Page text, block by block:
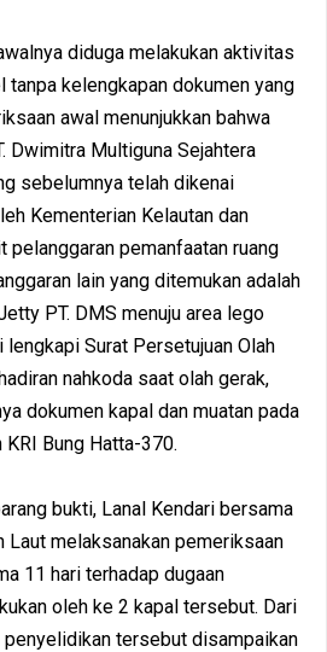
diduga melakukan aktivitas
tanpa kelengkapan dokumen yang
awal menunjukkan bahwa
Dwimitra Multiguna Sejahtera
sebelumnya telah dikenai
Kementerian Kelautan dan
pelanggaran pemanfaatan ruang
lain yang ditemukan adalah
PT. DMS menuju area lego
lengkapi Surat Persetujuan Olah
nahkoda saat olah gerak,
dokumen kapal dan muatan pada
Bung Hatta-370.
bukti, Lanal Kendari bersama
Laut melaksanakan pemeriksaan
11 hari terhadap dugaan
oleh ke 2 kapal tersebut. Dari
tersebut disampaikan